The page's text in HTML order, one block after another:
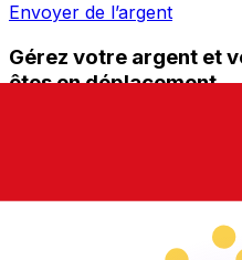
Envoyer de l’argent
Gérez votre argent et
êtes en déplacement
l'application dès aujourd'hui !